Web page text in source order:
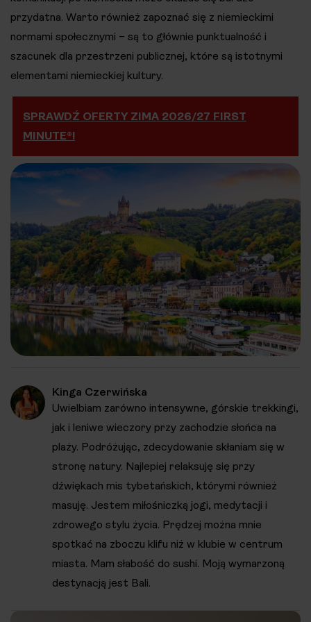
przydatna. Warto również zapoznać się z niemieckimi
normami społecznymi – są to głównie punktualność i
szacunek dla przestrzeni publicznej, które są istotnymi
elementami niemieckiej kultury.
SPRAWDŹ OFERTY ZIMA 2026/27 FIRST
MINUTE®!
Kinga Czerwińska
Uwielbiam zarówno intensywne, górskie trekkingi,
jak i leniwe wieczory przy zachodzie słońca na
plaży. Podróżując, zdecydowanie skłaniam się w
stronę natury. Najlepiej relaksuję się przy
dźwiękach mis tybetańskich, którymi również
masuję. Jestem miłośniczką jogi, medytacji i
zdrowego stylu życia. Prędzej można mnie
spotkać na zboczu klifu niż w klubie w centrum
miasta. Mam słabość do sushi. Moją wymarzoną
destynacją jest Bali.